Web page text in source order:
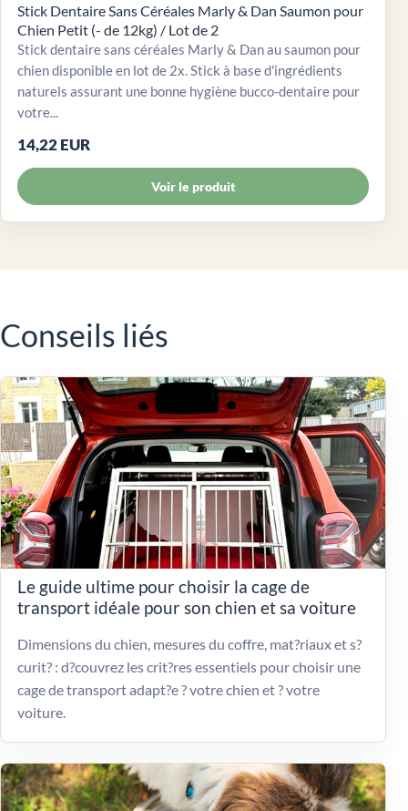
Stick Dentaire Sans Céréales Marly & Dan Saumon pour
Chien Petit (- de 12kg) / Lot de 2
Stick dentaire sans céréales Marly & Dan au saumon pour
chien disponible en lot de 2x. Stick à base d'ingrédients
naturels assurant une bonne hygiène bucco-dentaire pour
votre...
14,22 EUR
Voir le produit
Conseils liés
Le guide ultime pour choisir la cage de
transport idéale pour son chien et sa voiture
Dimensions du chien, mesures du coffre, mat?riaux et s?
curit? : d?couvrez les crit?res essentiels pour choisir une
cage de transport adapt?e ? votre chien et ? votre
voiture.